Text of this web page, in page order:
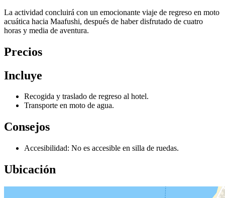
La actividad concluirá con un emocionante viaje de regreso en moto
acuática hacia Maafushi, después de haber disfrutado de cuatro
horas y media de aventura.
Precios
Incluye
Recogida y traslado de regreso al hotel.
Transporte en moto de agua.
Consejos
Accesibilidad: No es accesible en silla de ruedas.
Ubicación